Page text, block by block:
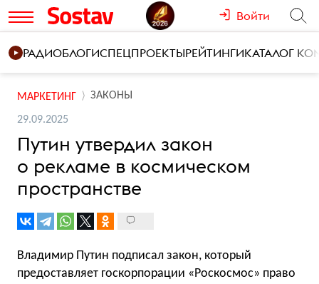
Войти
РАДИОБЛОГИСПЕЦПРОЕКТЫРЕЙТИНГИКАТАЛОГ
МАРКЕТИНГ ЗАКОНЫ
29.09.2025
Путин утвердил закон
о рекламе в космическом
пространстве
Владимир Путин подписал закон, который
предоставляет госкорпорации «Роскосмос» право